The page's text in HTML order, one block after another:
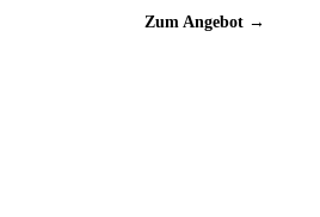
Zum Angebot →